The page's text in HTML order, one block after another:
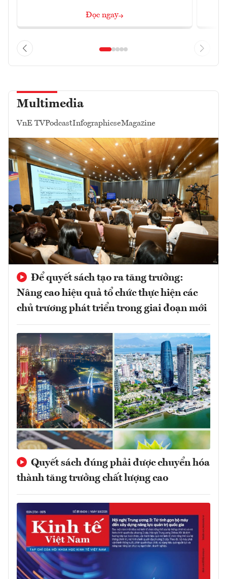
Đọc ngay
Multimedia
VnE TVPodcastInfographicseMagazine
Để quyết sách tạo ra tăng trưởng:
Nâng cao hiệu quả tổ chức thực hiện các
chủ trương phát triển trong giai đoạn mới
Quyết sách đúng phải được chuyển hóa
thành tăng trưởng chất lượng cao